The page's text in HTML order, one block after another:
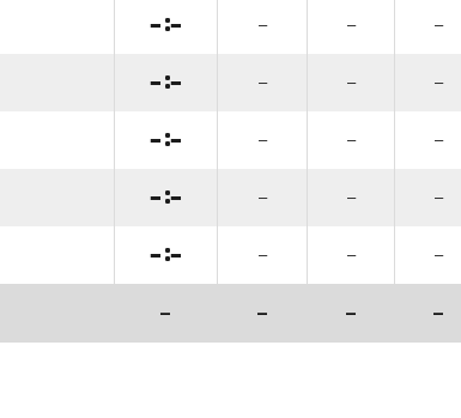
: – – –
: – – –
: – – –
: – – –
: – – –
– – – –